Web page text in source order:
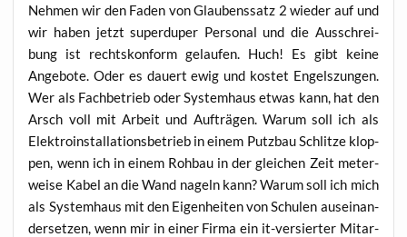
Neh­men wir den Faden von Glau­bens­satz 2 wie­der auf und
wir haben jetzt super­du­per Per­so­nal und die Aus­schrei­
bung ist rechts­kon­form gelau­fen. Huch! Es gibt kei­ne
Ange­bo­te. Oder es dau­ert ewig und kos­tet Engels­zun­gen.
Wer als Fach­be­trieb oder Sys­tem­haus etwas kann, hat den
Arsch voll mit Arbeit und Auf­trä­gen. War­um soll ich als
Elek­tro­in­stal­la­ti­ons­be­trieb in einem Putz­bau Schlit­ze klop­
pen, wenn ich in einem Roh­bau in der glei­chen Zeit meter­
wei­se Kabel an die Wand nageln kann? War­um soll ich mich
als Sys­tem­haus mit den Eigen­hei­ten von Schu­len aus­ein­an­
der­set­zen, wenn mir in einer Fir­ma ein it-ver­sier­ter Mit­ar­